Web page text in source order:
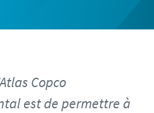
Copco
est de permettre à